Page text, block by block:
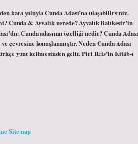
kara yoluyla Cunda Adası’na ulaşabilirsiniz.
Cunda & Ayvalık nerede? Ayvalık Balıkesir’in
Cunda adasının özelliği nedir? Cunda Adası
çevresine konuşlanmıştır. Neden Cunda Adası
yunt kelimesinden gelir. Piri Reis’in Kitâb-ı
Sitemap